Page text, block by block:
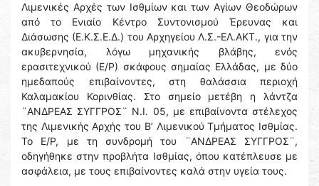
Λιμενικές Αρχές των Ισθμίων και των Αγίων Θεοδώρων
από το Ενιαίο Κέντρο Συντονισμού Έρευνας και
Διάσωσης (Ε.Κ.Σ.Ε.Δ.) του Αρχηγείου Λ.Σ.-ΕΛ.ΑΚΤ., για την
ακυβερνησία, λόγω μηχανικής βλάβης, ενός
ερασιτεχνικού (Ε/Ρ) σκάφους σημαίας Ελλάδας, με δύο
ημεδαπούς επιβαίνοντες, στη θαλάσσια περιοχή
Καλαμακίου Κορινθίας. Στο σημείο μετέβη η λάντζα
¨ΑΝΔΡΕΑΣ ΣΥΓΓΡΟΣ¨ Ν.Ι. 05, με επιβαίνοντα στέλεχος
της Λιμενικής Αρχής του Β’ Λιμενικού Τμήματος Ισθμίας.
Το Ε/Ρ, με τη συνδρομή του ¨ΑΝΔΡΕΑΣ ΣΥΓΓΡΟΣ¨,
οδηγήθηκε στην προβλήτα Ισθμίας, όπου κατέπλευσε με
ασφάλεια, με τους επιβαίνοντες καλά στην υγεία τους.